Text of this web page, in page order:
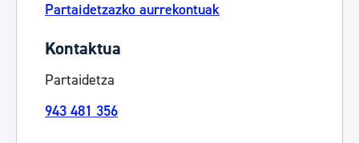
Partaidetzazko aurrekontuak
Kontaktua
Partaidetza
943 481 356